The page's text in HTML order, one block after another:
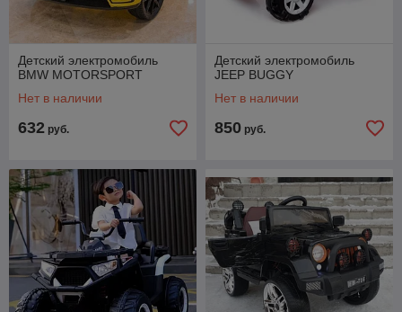
Детский электромобиль
BMW MOTORSPORT
Нет в наличии
632 руб.
Детский электромобиль
JEEP BUGGY
Нет в наличии
850 руб.